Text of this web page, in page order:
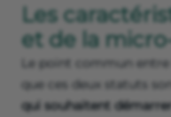
Les
et de la
Le point commun
que ces deux statuts
qui souhaitent